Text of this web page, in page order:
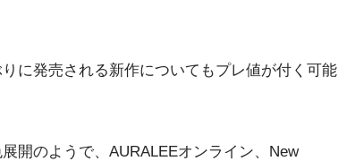
に発売される新作についてもプレ値が付く可能
開のようで、AURALEEオンライン、New